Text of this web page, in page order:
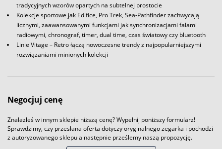
tradycyjnych wzorów opartych na subtelnej prostocie
Kolekcje sportowe jak Edifice, Pro Trek, Sea-Pathfinder zachwycają
licznymi, zaawansowanymi funkcjami jak synchronizacjami falami
radiowymi, chronograf, timer, dual time, czas światowy czy bluetooth
Linie Vitage – Retro łączą nowoczesne trendy z najpopularniejszymi
rozwiązaniami minionych kolekcji
Negocjuj cenę
Znalazłeś w innym sklepie niższą cenę? Wypełnij poniższy formularz!
Sprawdzimy, czy przesłana oferta dotyczy oryginalnego zegarka i pochodzi
z autoryzowanego sklepu a następnie prześlemy naszą propozycję.